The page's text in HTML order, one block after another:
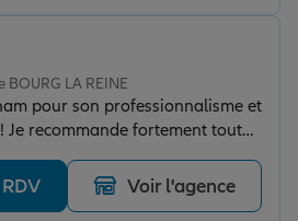
LA REINE
pour son professionnalisme et
Je recommande fortement tout
Voir l'agence